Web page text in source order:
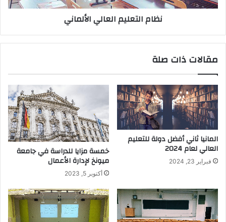
نظام التعليم العالي الألماني
مقالات ذات صلة
المانيا ثاني أفضل دولة للتعليم
العالي لعام 2024
فبراير 23, 2024
خمسة مزايا للدراسة في جامعة
ميونخ لإدارة الأعمال
أكتوبر 5, 2023